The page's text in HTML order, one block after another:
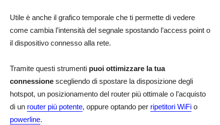
Utile è anche il grafico temporale che ti permette di vedere
come cambia l’intensità del segnale spostando l’access point o
il dispositivo connesso alla rete.
Tramite questi strumenti puoi ottimizzare la tua
connessione scegliendo di spostare la disposizione degli
hotspot, un posizionamento del router più ottimale o l’acquisto
di un router più potente, oppure optando per ripetitori WiFi o
powerline.